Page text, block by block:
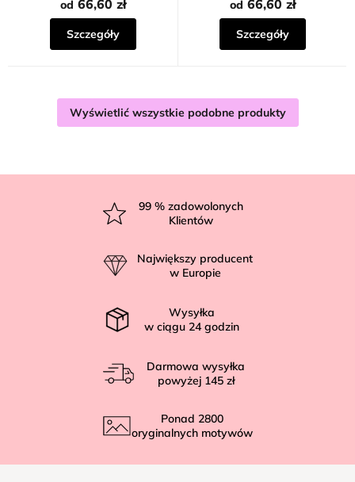
od 66,60 zł
Szczegóły
od 66,60 zł
Szczegóły
Wyświetlić wszystkie podobne produkty
99 % zadowolonych
Klientów
Największy producent
w Europie
Wysyłka
w ciągu 24 godzin
Darmowa wysyłka
powyżej 145 zł
Ponad 2800
oryginalnych motywów